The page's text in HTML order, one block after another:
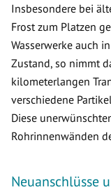
Insbesondere bei
Frost zum Platzen
Wasserwerke auch
Zustand, so nimmt
kilometerlangen
verschiedene
Diese
Rohrinnenwänden
Neuanschlüsse